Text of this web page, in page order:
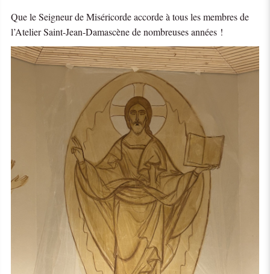
Que le Seigneur de Miséricorde accorde à tous les membres de
l’Atelier Saint-Jean-Damascène de nombreuses années !